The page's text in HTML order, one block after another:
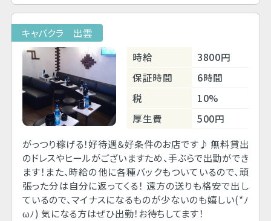
キャバクラ 出雲
時給
3800円
保証時間
6時間
税
10%
厚生費
500円
がっつり稼げる！好待遇＆好条件のお店です♪ 無料貸出
のドレスやヒールがございますため、手ぶらで出勤ができ
ます！また、時給の他に各種バックもついているので、頑
張った分は自分に返ってくる！ 遠方の送りも格安で出し
ているので、マイナスになるものが少ないのも嬉しい(*ﾉ
ωﾉ) 気になる方はぜひ出勤！お待ちしてます！